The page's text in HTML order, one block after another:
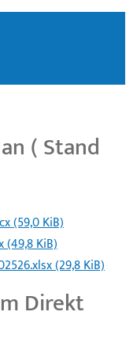
( Stand
(59,0 KiB)
(49,8 KiB)
(29,8 KiB)
Direkt